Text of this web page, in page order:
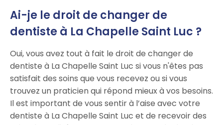
Ai-je le droit de changer de
dentiste à La Chapelle Saint Luc ?
Oui, vous avez tout à fait le droit de changer de
dentiste à La Chapelle Saint Luc si vous n'êtes pas
satisfait des soins que vous recevez ou si vous
trouvez un praticien qui répond mieux à vos besoins.
Il est important de vous sentir à l’aise avec votre
dentiste à La Chapelle Saint Luc et de recevoir des